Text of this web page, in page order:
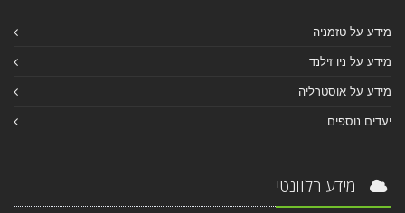
מידע על טזמניה
מידע על ניו זילנד
מידע על אוסטרליה
יעדים נוספים
מידע רלוונטי